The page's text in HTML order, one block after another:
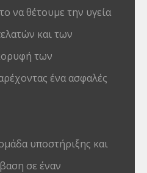
να θέτουμε την υγεία
και των
των
ένα ασφαλές
υποστήριξης και
σε έναν